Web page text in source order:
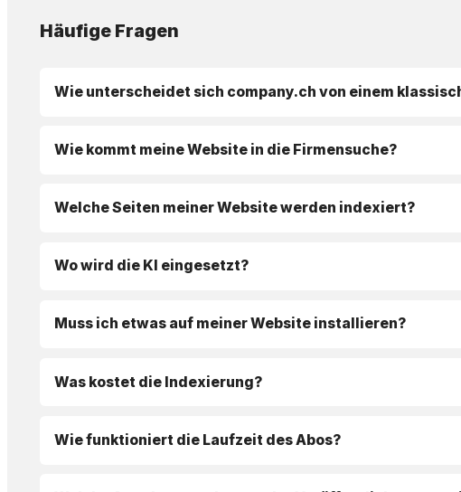
Häufige Fragen
Wie unterscheidet sich company.ch von einem
Wie kommt meine Website in die Firmensuche?
Welche Seiten meiner Website werden indexiert?
Wo wird die KI eingesetzt?
Muss ich etwas auf meiner Website installieren?
Was kostet die Indexierung?
Wie funktioniert die Laufzeit des Abos?